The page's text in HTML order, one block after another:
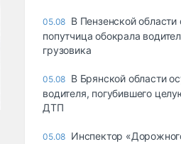
05.08 В Пензенской области
попутчица обокрала
грузовика
05.08 В Брянской области
водителя, погубившего
ДТП
05.08 Инспектор